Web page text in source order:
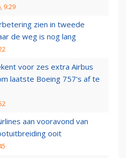
9:29
zien in tweede
de weg is nog lang
voor zes extra Airbus
laatste Boeing 757's af te
aan vooravond van
ooit